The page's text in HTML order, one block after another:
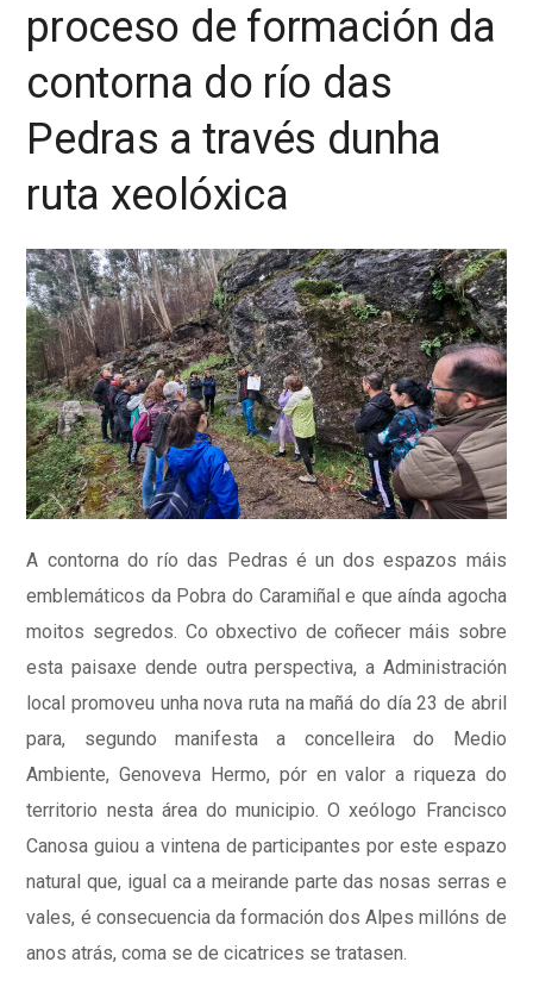
proceso de formación da
contorna do río das
Pedras a través dunha
ruta xeolóxica
A contorna do río das Pedras é un dos espazos máis
emblemáticos da Pobra do Caramiñal e que aínda agocha
moitos segredos. Co obxectivo de coñecer máis sobre
esta paisaxe dende outra perspectiva, a Administración
local promoveu unha nova ruta na mañá do día 23 de abril
para, segundo manifesta a concelleira do Medio
Ambiente, Genoveva Hermo, pór en valor a riqueza do
territorio nesta área do municipio. O xeólogo Francisco
Canosa guiou a vintena de participantes por este espazo
natural que, igual ca a meirande parte das nosas serras e
vales, é consecuencia da formación dos Alpes millóns de
anos atrás, coma se de cicatrices se tratasen.